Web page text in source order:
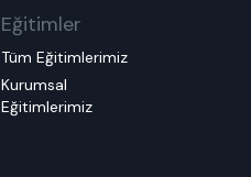
Eğitimler
Tüm Eğitimlerimiz
Kurumsal
Eğitimlerimiz